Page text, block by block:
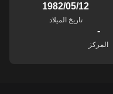
12‏/05‏/1982
تاريخ الميلاد
-
المركز